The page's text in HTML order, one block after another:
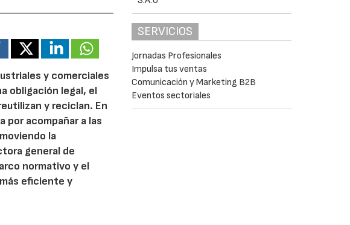
y comerciales
obligación legal, el
y reciclan. En
por acompañar a las
la
general de
normativo y el
eficiente y
SERVICIOS
Jornadas Profesionales
Impulsa tus ventas
Comunicación y Marketing B2B
Eventos sectoriales